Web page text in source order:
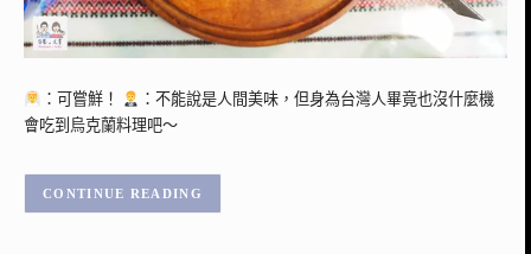
：可嘗鮮！
：不能說是人間美味，但身為台灣人畢竟也沒什麼機
會吃到烏克蘭料理吧～
CONTINUE READING